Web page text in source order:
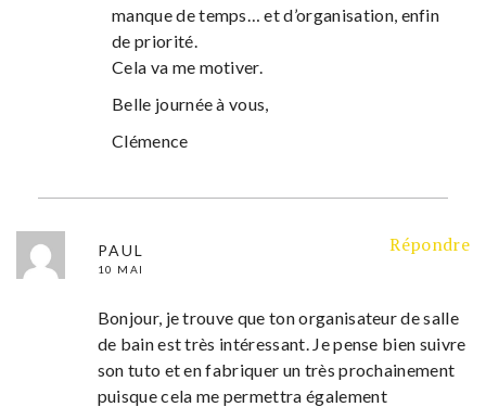
manque de temps… et d’organisation, enfin
de priorité.
Cela va me motiver.
Belle journée à vous,
Clémence
PAUL
10 MAI
Répondre
Bonjour, je trouve que ton organisateur de salle
de bain est très intéressant. Je pense bien suivre
son tuto et en fabriquer un très prochainement
puisque cela me permettra également